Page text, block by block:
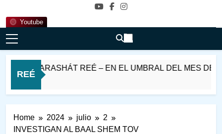
Youtube
REÉ
PARASHÁT REÉ – EN EL UMBRAL DEL MES DE
Home 2024 julio
2
INVESTIGAN AL BAAL SHEM TOV